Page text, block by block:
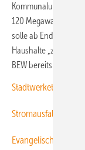
120 Megawatt (MW)
solle ab Ende 2028
Haushalte „zu 100
BEW bereits am
Stadtwerketagung:
Stromausfall:
Evangelisches